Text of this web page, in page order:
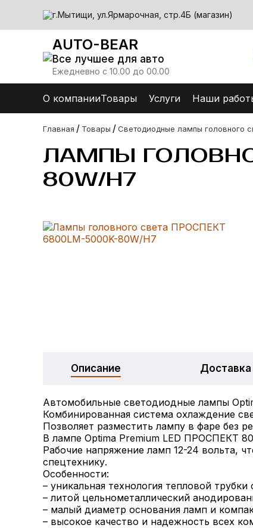
г.Мытищи, ул.Ярмарочная, стр.4Б (магазин)
AUTO-BEAR
Все лучшее для авто
Ежедневно с 10.00 до 00.00
О компанииТовары Услуги Наши
Главная / Товары /Светодиодные лампы головного
ЛАМПЫ
80W/H7
Описание Доставка
Автомобильные светодиодные лампы
Комбинированная система охлаждение
Позволяет разместить лампу в фаре без
В лампе Optima Premium LED ПРОСПЕКТ
Рабочие напряжение ламп 12-24 вольта,
спецтехнику.
Особенности:
– уникальная технология тепловой трубки
– литой цельнометаллический
– малый диаметр основания ламп и
– высокое качество и надежность всех